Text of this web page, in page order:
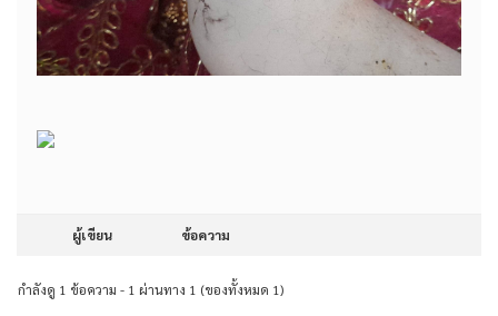
ผู้เขียน ข้อความ
กำลังดู 1 ข้อความ - 1 ผ่านทาง 1 (ของทั้งหมด 1)